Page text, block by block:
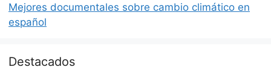
Mejores documentales sobre cambio climático en
español
Destacados